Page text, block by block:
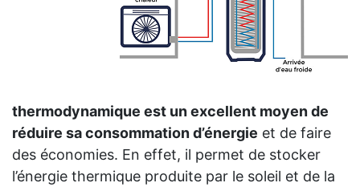
thermodynamique est un excellent moyen de
réduire sa consommation d’énergie et de faire
des économies. En effet, il permet de stocker
l’énergie thermique produite par le soleil et de la